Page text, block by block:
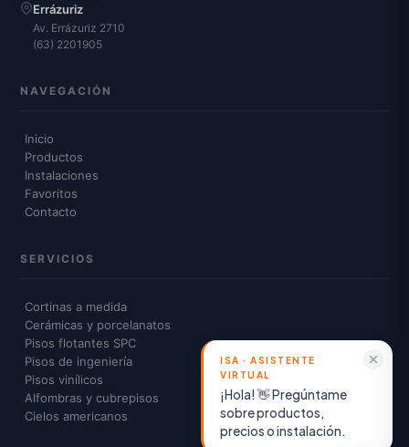
¡Hola! 👋 Pregúntame
sobre productos,
precios o instalación.
Errázuriz
Av. Errázuriz 2710
(63) 2201905
NAVEGACIÓN
Inicio
Productos
Instalaciones
Favoritos
Contacto
SERVICIOS
Cortinas a medida
Cerámicas y porcelanatos
Pisos flotantes SPC
Pisos de ingeniería
Pisos vinílicos
Alfombras y cubrepisos
Cielos americanos